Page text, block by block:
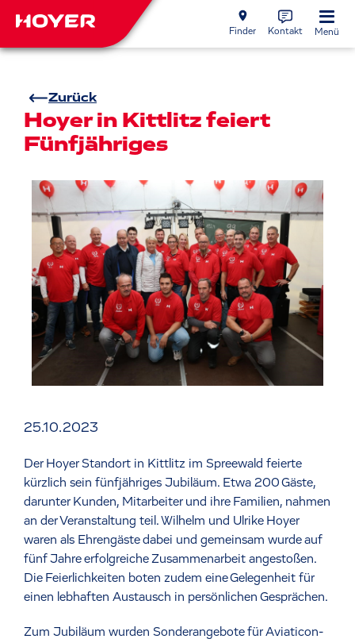
Finder Kontakt Menü
Zurück
Hoyer in Kittlitz feiert
Fünfjähriges
25.10.2023
Der Hoyer Standort in Kittlitz im Spreewald feierte
kürzlich sein fünfjähriges Jubiläum. Etwa 200 Gäste,
darunter Kunden, Mitarbeiter und ihre Familien, nahmen
an der Veranstaltung teil. Wilhelm und Ulrike Hoyer
waren als Ehrengäste dabei und gemeinsam wurde auf
fünf Jahre erfolgreiche Zusammenarbeit angestoßen.
Die Feierlichkeiten boten zudem eine Gelegenheit für
einen lebhaften Austausch in persönlichen Gesprächen.
Zum Jubiläum wurden Sonderangebote für Aviaticon-